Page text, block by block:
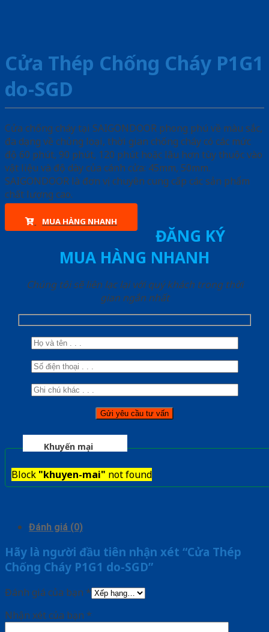
Cửa Thép Chống Cháy P1G1
do-SGD
Cửa chống cháy tại SAIGONDOOR phong phú về màu sắc,
đa dạng về chủng loại, thời gian chống cháy có các mức
độ 60 phút, 90 phút, 120 phút hoặc lâu hơn tùy thuộc vào
vật liệu và độ dày của cánh cửa: 45mm, 50mm.
SAIGONDOOR là đơn vị chuyên cung cấp các sản phẩm
chất lượng cao.
MUA HÀNG NHANH
ĐĂNG KÝ
MUA HÀNG NHANH
Chúng tôi sẽ liên lạc lại với quý khách trong thời
gian ngắn nhất
Khuyến mại
Block "khuyen-mai" not found
Đánh giá (0)
Hãy là người đầu tiên nhận xét “Cửa Thép
Chống Cháy P1G1 do-SGD”
Đánh giá của bạn *
Nhận xét của bạn *